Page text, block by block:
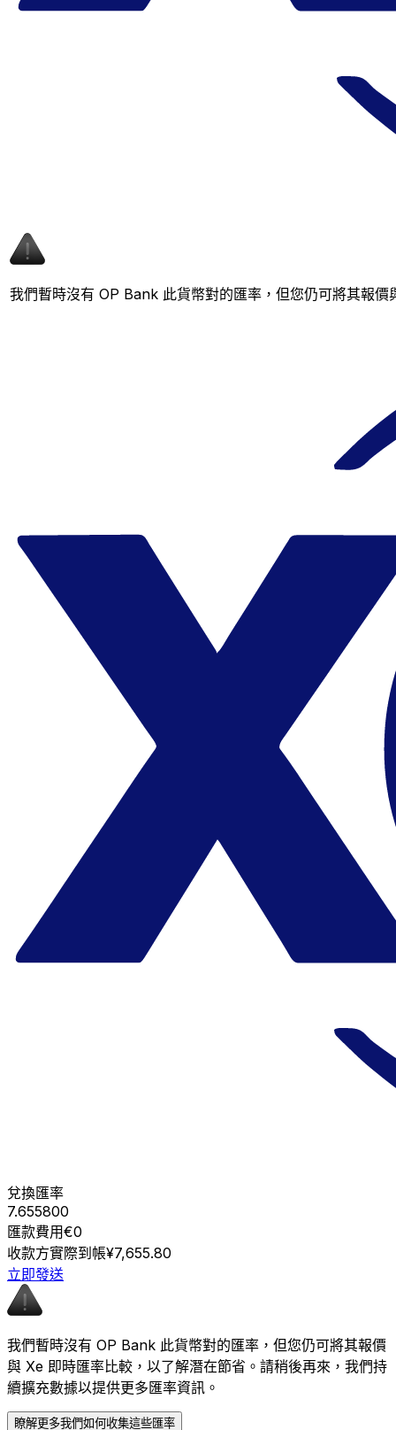
我們暫時沒有 OP Bank 此貨幣對的匯率，但您仍可將其報
兌換匯率
7.655800
匯款費用€0
收款方實際到帳¥7,655.80
立即發送
我們暫時沒有 OP Bank 此貨幣對的匯率，但您仍可將其報價
與 Xe 即時匯率比較，以了解潛在節省。請稍後再來，我們持
續擴充數據以提供更多匯率資訊。
瞭解更多我們如何收集這些匯率